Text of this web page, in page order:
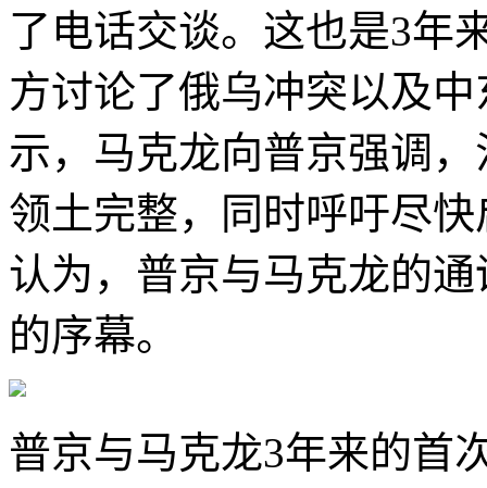
了电话交谈。这也是3年
方讨论了俄乌冲突以及
示，马克龙向普京强调
领土完整，同时呼吁尽
认为，普京与马克龙的
的序幕。
普京与马克龙3年来的首